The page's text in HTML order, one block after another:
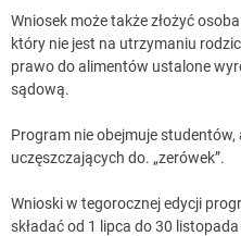
Wniosek może także złożyć
który nie jest na utrzymaniu
prawo do alimentów ustalone
sądową.
Program nie obejmuje
uczęszczających do. „zerówek”.
Wnioski w tegorocznej edycji
składać od 1 lipca do 30